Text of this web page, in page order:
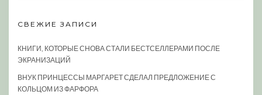
СВЕЖИЕ ЗАПИСИ
КНИГИ, КОТОРЫЕ СНОВА СТАЛИ БЕСТСЕЛЛЕРАМИ ПОСЛЕ
ЭКРАНИЗАЦИЙ
ВНУК ПРИНЦЕССЫ МАРГАРЕТ СДЕЛАЛ ПРЕДЛОЖЕНИЕ С
КОЛЬЦОМ ИЗ ФАРФОРА